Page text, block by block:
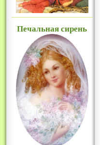
Печальная сирень